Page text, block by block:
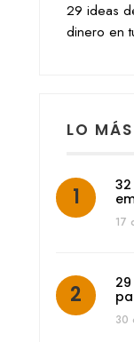
29 ideas
dinero en
LO
17
30